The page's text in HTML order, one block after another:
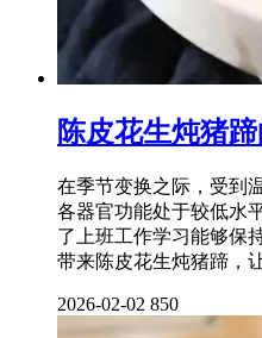
陈皮花生炖猪
在季节变换之际，受到
各器官功能处于较低水
了上班工作学习能够保
带来陈皮花生炖猪蹄，
2026-02-02 850